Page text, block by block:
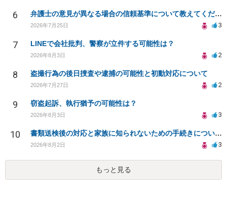
6 弁護士の意見が異なる場合の信頼基準について教えてください
2026年7月25日 3
7 LINEで会社批判、警察が立件する可能性は？
2026年8月3日 2
8 盗撮行為の後日捜査や逮捕の可能性と初動対応について
2026年7月27日 2
9 窃盗起訴、執行猶予の可能性は？
2026年8月3日 3
10 書類送検後の対応と家族に知られないための手続きについて相談
2026年8月2日 3
もっと見る